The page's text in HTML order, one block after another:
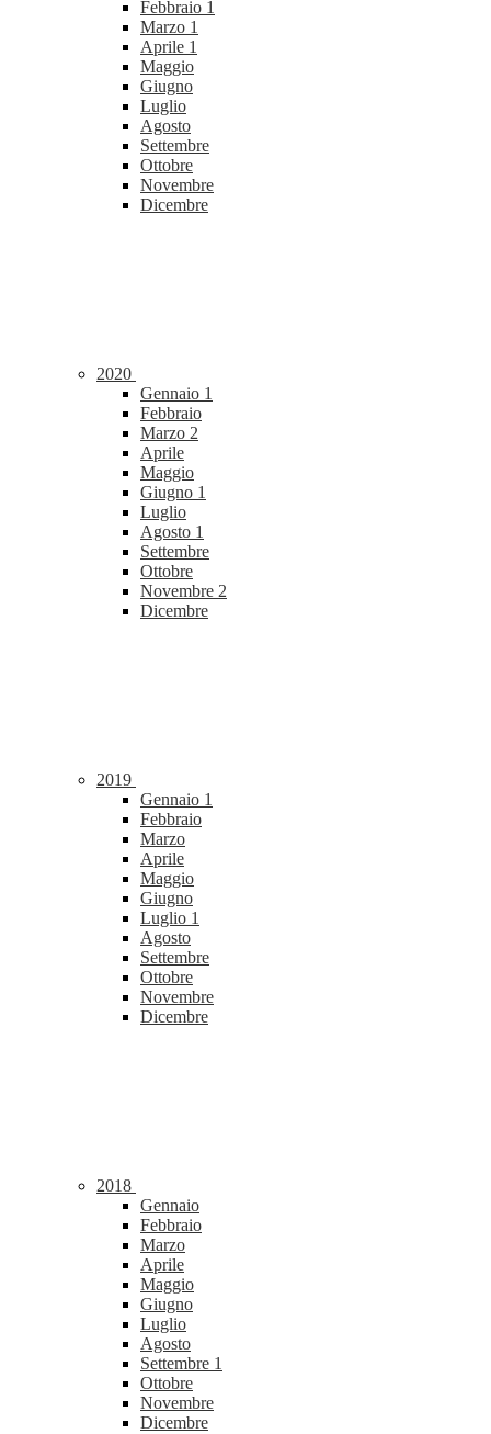
Febbraio 1
Marzo 1
Aprile 1
Maggio
Giugno
Luglio
Agosto
Settembre
Ottobre
Novembre
Dicembre
2020
Gennaio 1
Febbraio
Marzo 2
Aprile
Maggio
Giugno 1
Luglio
Agosto 1
Settembre
Ottobre
Novembre 2
Dicembre
2019
Gennaio 1
Febbraio
Marzo
Aprile
Maggio
Giugno
Luglio 1
Agosto
Settembre
Ottobre
Novembre
Dicembre
2018
Gennaio
Febbraio
Marzo
Aprile
Maggio
Giugno
Luglio
Agosto
Settembre 1
Ottobre
Novembre
Dicembre